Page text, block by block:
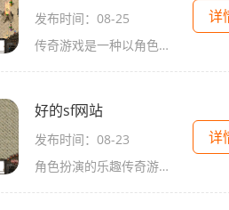
发布时间：08-25
传奇游戏是一种以角色扮演和战斗为核心玩法的网络游戏。在这些游戏中，玩家通常需要选择不同的职业，如战士、法师、道士等，每个职业都有其独特的技能和属性。在SF系列中，传奇游戏的魅力在于其丰富的玩法和高度自由的角色发展，让玩家可以在游戏中充分体验
详
好的sf网站
发布时间：08-23
角色扮演的乐趣传奇游戏最吸引人的地方之一就是其深厚的角色扮演元素。玩家在游戏中可以选择不同的职业，比如战士、法师、道士等。每个职业都有其独特的技能和发展路线，玩家可以根据自己的喜好选择角色。战士以高血量和强大的近战攻击闻名，非常适合喜欢冲锋
详